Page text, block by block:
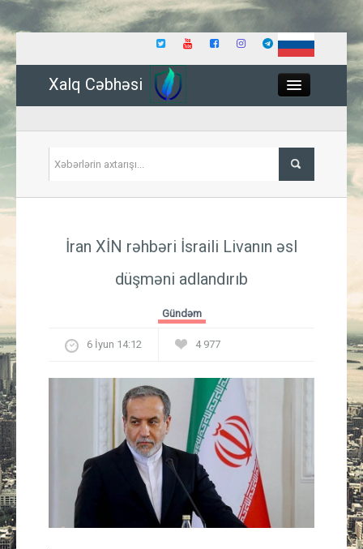
Xalq Cəbhəsi
İqtisadiyyat
Güney Azərbaycan
Mədəniyyət
Müsahibə
İdman
İran XİN rəhbəri İsraili Livanın əsl
düşməni adlandırıb
Gündəm
6 İyun 14:12 4 977